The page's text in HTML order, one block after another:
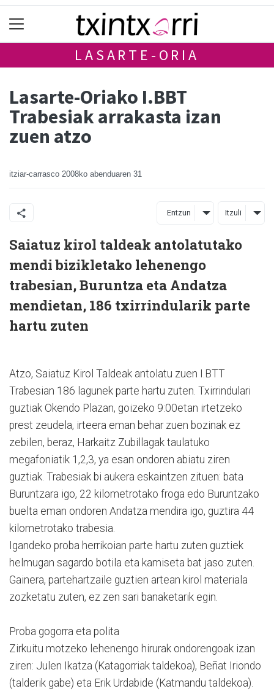
LASARTE-ORIA
Lasarte-Oriako I.BBT
Trabesiak arrakasta izan
zuen atzo
itziar-carrasco 2008ko abenduaren 31
Entzun Itzuli
Saiatuz kirol taldeak antolatutako
mendi bizikletako lehenengo
trabesian, Buruntza eta Andatza
mendietan, 186 txirrindularik parte
hartu zuten
Atzo, Saiatuz Kirol Taldeak antolatu zuen I.BTT
Trabesian 186 lagunek parte hartu zuten. Txirrindulari
guztiak Okendo Plazan, goizeko 9:00etan irtetzeko
prest zeudela, irteera eman behar zuen bozinak ez
zebilen, beraz, Harkaitz Zubillagak taulatuko
megafoniatik 1,2,3, ya esan ondoren abiatu ziren
guztiak. Trabesiak bi aukera eskaintzen zituen: bata
Buruntzara igo, 22 kilometrotako froga edo Buruntzako
buelta eman ondoren Andatza mendira igo, guztira 44
kilometrotako trabesia.
Igandeko proba herrikoian parte hartu zuten guztiek
helmugan sagardo botila eta kamiseta bat jaso zuten.
Gainera, partehartzaile guztien artean kirol materiala
zozketatu zuten, ez zen sari banaketarik egin.
Proba gogorra eta polita
Zirkuitu motzeko lehenengo hirurak ondorengoak izan
ziren: Julen Ikatza (Katagorriak taldekoa), Beñat Iriondo
(talderik gabe) eta Erik Urdabide (Katmandu taldekoa).